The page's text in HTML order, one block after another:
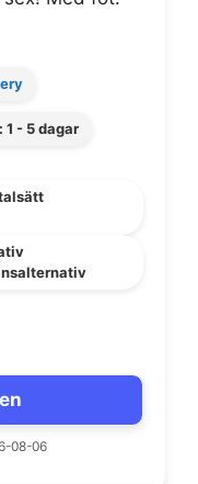
- 5 dagar
08-06